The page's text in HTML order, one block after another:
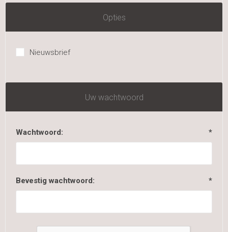
Opties
Nieuwsbrief
Uw wachtwoord
Wachtwoord: *
Bevestig wachtwoord: *